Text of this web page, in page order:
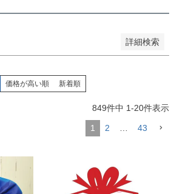
詳細検索
検索
価格が高い順 新着順
849件中 1-20件表示
1 2 … 43